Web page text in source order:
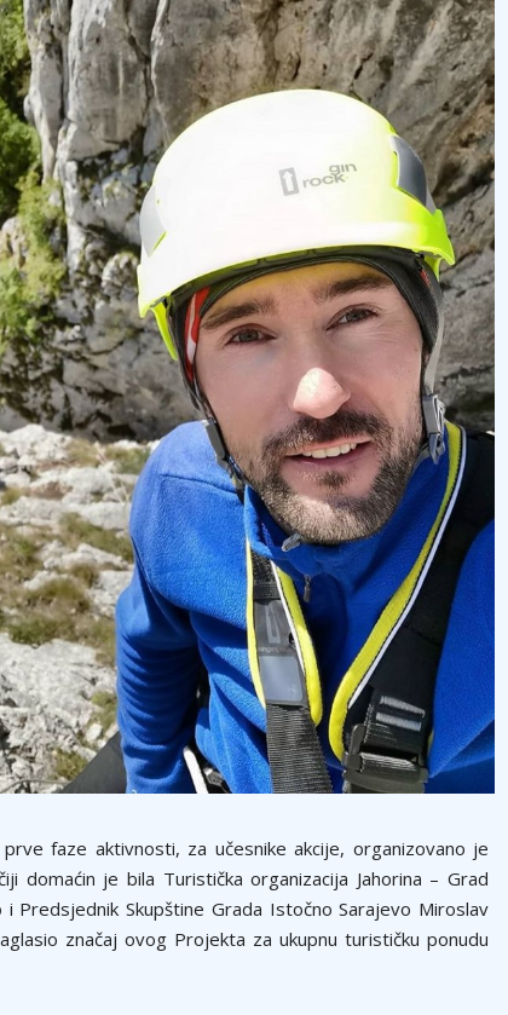
faze aktivnosti, za učesnike akcije, organizovano je
domaćin je bila Turistička organizacija Jahorina – Grad
Predsjednik Skupštine Grada Istočno Sarajevo Miroslav
značaj ovog Projekta za ukupnu turističku ponudu